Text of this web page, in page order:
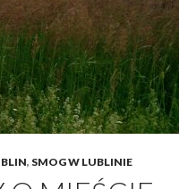
, SMOG W LUBLINIE